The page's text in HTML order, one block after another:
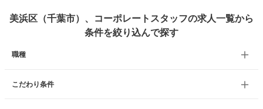
美浜区（千葉市）、コーポレートスタッフの求人一覧から
条件を絞り込んで探す
職種
こだわり条件